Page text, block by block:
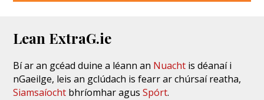
Lean ExtraG.ie
Bí ar an gcéad duine a léann an Nuacht is déanaí i
nGaeilge, leis an gclúdach is fearr ar chúrsaí reatha,
Siamsaíocht bhríomhar agusSpórt.